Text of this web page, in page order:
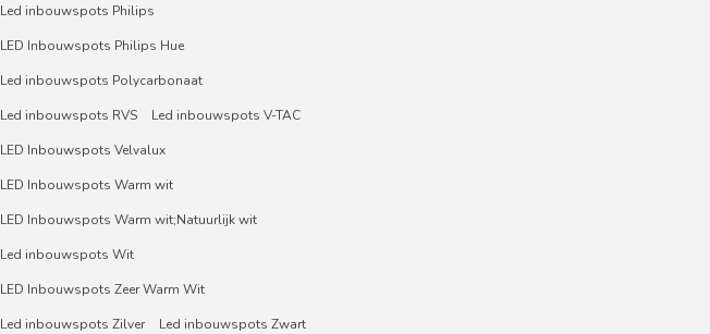
Led inbouwspots Philips
LED Inbouwspots Philips Hue
Led inbouwspots Polycarbonaat
Led inbouwspots RVS
Led inbouwspots V-TAC
LED Inbouwspots Velvalux
LED Inbouwspots Warm wit
LED Inbouwspots Warm wit;Natuurlijk wit
Led inbouwspots Wit
LED Inbouwspots Zeer Warm Wit
Led inbouwspots Zilver
Led inbouwspots Zwart